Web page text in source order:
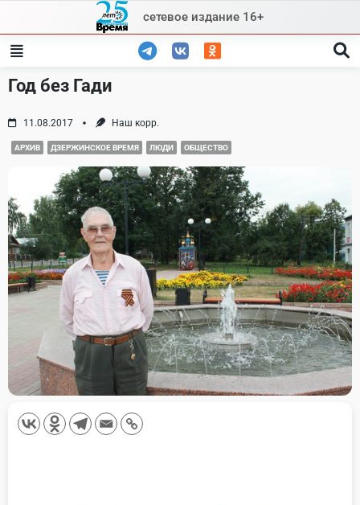
content
сетевое издание 16+
Год без Гади
11.08.2017 Наш корр.
АРХИВ ДЗЕРЖИНСКОЕ ВРЕМЯ ЛЮДИ ОБЩЕСТВО